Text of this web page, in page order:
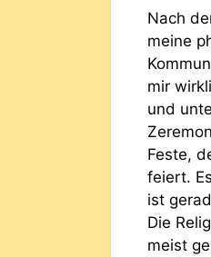
Nach
meine
mir
und
Feste,
feiert.
ist
Die
meist